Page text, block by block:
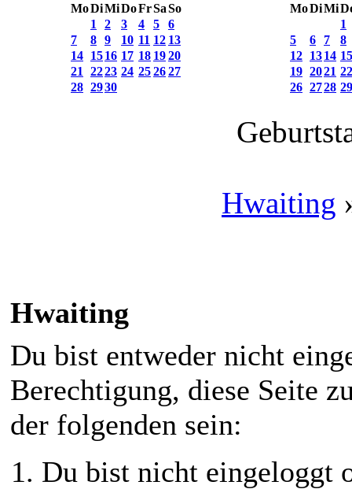
MoDiMiDoFrSaSo
1
2 3 4 5
6
7
8 9 10 11 12 13
14 1516 17 18 1920
21
2223 24 252627
28 2930
MoDiMi
1
5
6 7
8
12 1314 15
19 2021 22
26 2728 29
Hwaiting
Hwaiting
Du bist entweder nicht
Berechtigung, diese Seite
der folgenden sein:
Du bist nicht eingeloggt